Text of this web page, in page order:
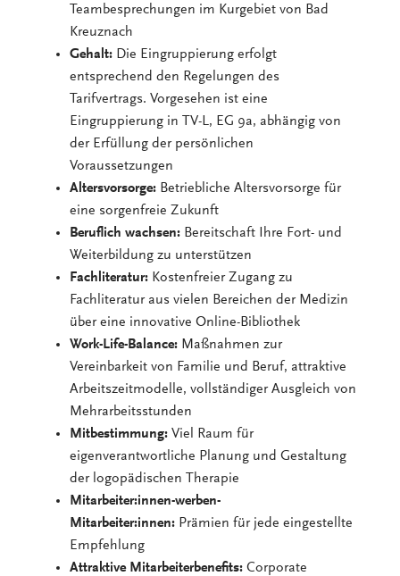
Teambesprechungen im Kurgebiet von Bad
Kreuznach
Gehalt: Die Eingruppierung erfolgt
entsprechend den Regelungen des
Tarifvertrags. Vorgesehen ist eine
Eingruppierung in TV-L, EG 9a, abhängig von
der Erfüllung der persönlichen
Voraussetzungen
Altersvorsorge: Betriebliche Altersvorsorge für
eine sorgenfreie Zukunft
Beruflich wachsen: Bereitschaft Ihre Fort- und
Weiterbildung zu unterstützen
Fachliteratur: Kostenfreier Zugang zu
Fachliteratur aus vielen Bereichen der Medizin
über eine innovative Online-Bibliothek
Work-Life-Balance: Maßnahmen zur
Vereinbarkeit von Familie und Beruf, attraktive
Arbeitszeitmodelle, vollständiger Ausgleich von
Mehrarbeitsstunden
Mitbestimmung: Viel Raum für
eigenverantwortliche Planung und Gestaltung
der logopädischen Therapie
Mitarbeiter:innen-werben-
Mitarbeiter:innen: Prämien für jede eingestellte
Empfehlung
Attraktive Mitarbeiterbenefits: Corporate